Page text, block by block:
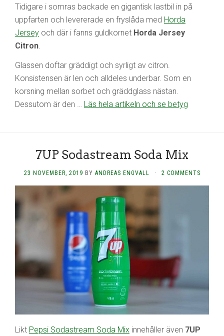
Tidigare i somras backade en gigantisk lastbil in på
uppfarten och levererade en fryslåda med Horda
Jersey och där i fanns guldkornet Horda Jersey
Citron.
Glassen doftar gräddigt och syrligt av citron.
Konsistensen är len och alldeles underbar. Som en
korsning mellan sorbet och gräddglass nästan.
Dessutom är den … Läs hela artikeln och se betyg
7UP Sodastream Soda Mix
23 NOVEMBER, 2019 BY ANDREAS ENGVALL · 2 COMMENTS
Likt Pepsi Sodastream Soda Mix innehåller även 7UP